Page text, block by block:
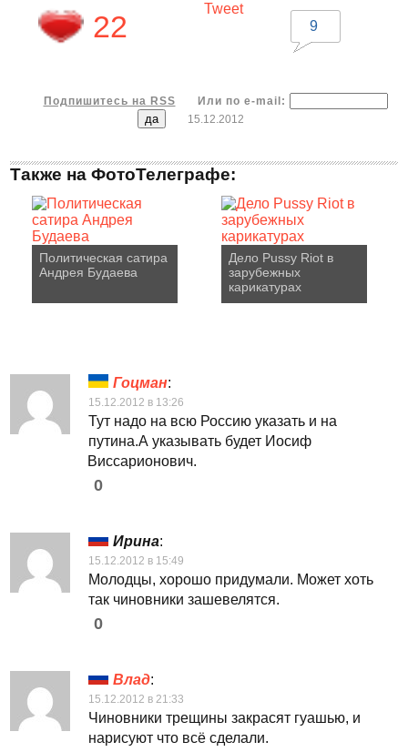
22
Tweet
9
Подпишитесь на RSS
Или по e-mail:
15.12.2012
Также на ФотоТелеграфе:
Политическая сатира
Андрея Будаева
Дело Pussy Riot в
зарубежных
карикатурах
Гоцман:
15.12.2012 в 13:26
Тут надо на всю Россию указать и на
путина.А указывать будет Иосиф
Виссарионович.
0
Ирина:
15.12.2012 в 15:49
Молодцы, хорошо придумали. Может хоть
так чиновники зашевелятся.
0
Влад:
15.12.2012 в 21:33
Чиновники трещины закрасят гуашью, и
нарисуют что всё сделали.